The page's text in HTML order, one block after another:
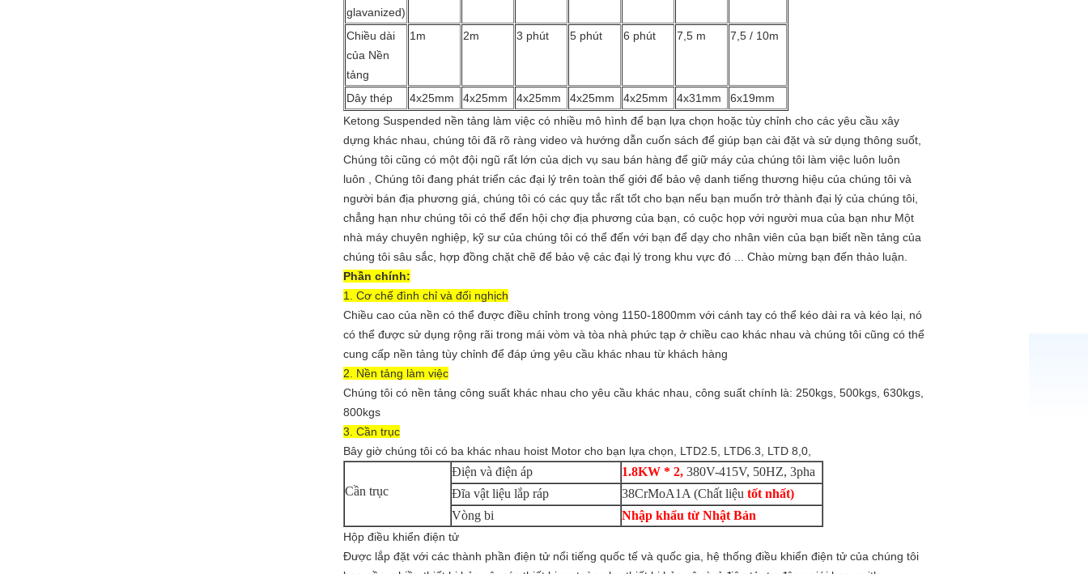
glavanized)
Chiều dài
của Nền
tảng
1m 2m 3 phút 5 phút 6 phút 7,5 m 7,5 / 10m
Dây thép 4x25mm 4x25mm 4x25mm 4x25mm 4x25mm 4x31mm
6x19mm
Ketong Suspended nền tảng làm việc có nhiều mô hình để bạn lựa chọn hoặc tùy chỉnh cho các yêu cầu xây
dựng khác nhau, chúng tôi đã rõ ràng video và hướng dẫn cuốn sách để giúp bạn cài đặt và sử dụng thông suốt,
Chúng tôi cũng có một đội ngũ rất lớn của dịch vụ sau bán hàng để giữ máy của chúng tôi làm việc luôn luôn
luôn , Chúng tôi đang phát triển các đại lý trên toàn thế giới để bảo vệ danh tiếng thương hiệu của chúng tôi và
người bán địa phương giá, chúng tôi có các quy tắc rất tốt cho bạn nếu bạn muốn trở thành đại lý của chúng tôi,
chẳng hạn như chúng tôi có thể đến hội chợ địa phương của bạn, có cuộc họp với người mua của bạn như Một
nhà máy chuyên nghiệp, kỹ sư của chúng tôi có thể đến với bạn để dạy cho nhân viên của bạn biết nền tảng của
chúng tôi sâu sắc, hợp đồng chặt chẽ để bảo vệ các đại lý trong khu vực đó ... Chào mừng bạn đến thảo luận.
Phần chính:
1. Cơ chế đình chỉ và đối nghịch
Chiều cao của nền có thể được điều chỉnh trong vòng 1150-1800mm với cánh tay có thể kéo dài ra và kéo lại, nó
có thể được sử dụng rộng rãi trong mái vòm và tòa nhà phức tạp ở chiều cao khác nhau và chúng tôi cũng có thể
cung cấp nền tảng tùy chỉnh để đáp ứng yêu cầu khác nhau từ khách hàng
2. Nền tảng làm việc
Chúng tôi có nền tảng công suất khác nhau cho yêu cầu khác nhau, công suất chính là: 250kgs, 500kgs, 630kgs,
800kgs
3. Cần trục
Bây giờ chúng tôi có ba khác nhau hoist Motor cho bạn lựa chọn, LTD2.5, LTD6.3, LTD 8,0,
Cần trục
Điện và điện áp 1.8KW * 2, 380V-415V, 50HZ, 3pha
Đĩa vật liệu lắp ráp
38CrMoA1A (Chất liệu tốt nhất)
Vòng bi
Nhập khẩu từ Nhật Bản
Hộp điều khiển điện tử
Được lắp đặt với các thành phần điện tử nổi tiếng quốc tế và quốc gia, hệ thống điều khiển điện tử của chúng tôi